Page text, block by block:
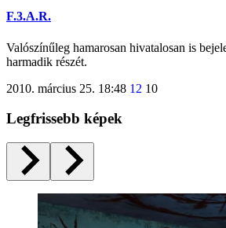
F.3.A.R.
Valószínűleg hamarosan hivatalosan is
harmadik részét.
2010. március 25. 18:48 12 10
Legfrissebb képek